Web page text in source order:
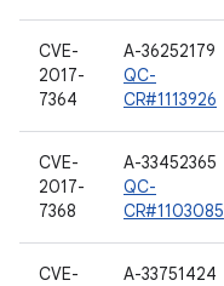
CVE-
2017-
7364
A-36252179
QC-
CR#1113926
CVE-
2017-
7368
A-33452365
QC-
CR#1103085
CVE-
A-33751424